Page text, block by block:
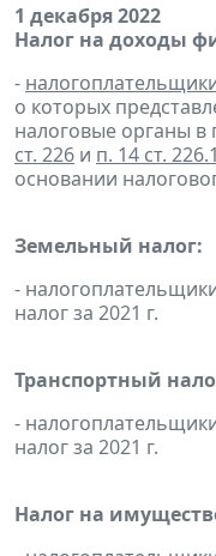
1 декабря 2022
Налог на доходы
-
о которых
налоговые органы в
ст. 226 и п. 14 ст. 226.1
основании
Земельный налог:
-
налог за 2021 г.
Транспортный
-
налог за 2021 г.
Налог на